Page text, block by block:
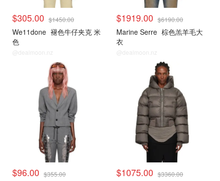
$305.00 $1450.00
We11done 褪色牛仔夹克 米
色
@dealmoon.nz
$1919.00 $6190.00
Marine Serre 棕色羔羊毛大
衣
@dealmoon.nz
$96.00 $355.00 $1075.00 $3360.00